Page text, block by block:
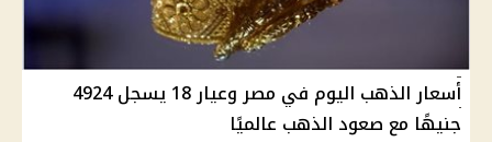
أسعار الذهب اليوم في مصر وعيار 18 يسجل 4924
جنيهًا مع صعود الذهب عالميًا